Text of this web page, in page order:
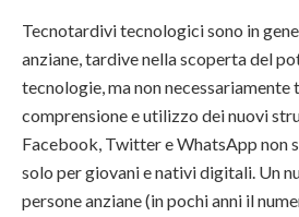
Tecnotardivi tecnologici sono in
anziane, tardive nella scoperta del
tecnologie, ma non necessariamente
comprensione e utilizzo dei nuovi
Facebook, Twitter e WhatsApp non
solo per giovani e nativi digitali. Un
persone anziane (in pochi anni il